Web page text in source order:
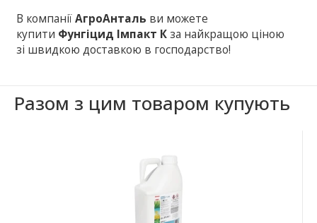
В компаніїАгроАнталь ви можете
купити Фунгіцид Імпакт Кза найкращою ціною
зі швидкою доставкою в господарство!
Разом з цим товаром купують